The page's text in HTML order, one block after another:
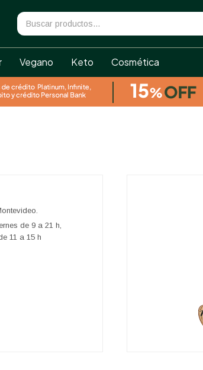
Vegano Keto Cosmética
de 9 a 21 h,
11 a 15 h